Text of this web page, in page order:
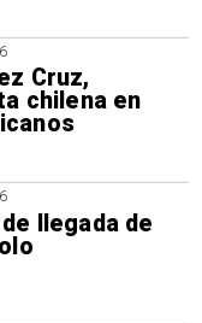
Cruz,
chilena en
llegada de